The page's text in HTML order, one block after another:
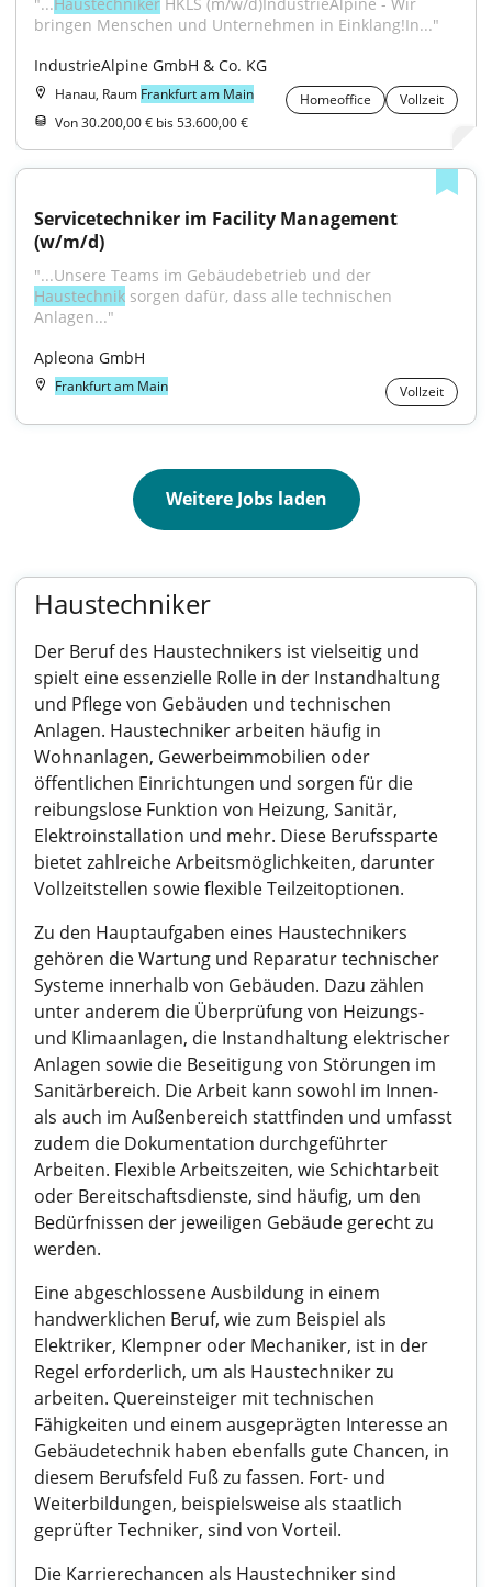
bringen Menschen und Unternehmen in Einklang!In..."
IndustrieAlpine GmbH & Co. KG
Hanau, Raum Frankfurt am Main Homeoffice
Vollzeit
Von 30.200,00 € bis 53.600,00 €
Servicetechniker im Facility Management
(w/m/d)
Haustechnik sorgen dafür, dass alle technischen
Anlagen..."
Apleona GmbH
Frankfurt am Main Vollzeit
Weitere Jobs laden
Haustechniker
Der Beruf des Haustechnikers ist vielseitig und
spielt eine essenzielle Rolle in der Instandhaltung
und Pflege von Gebäuden und technischen
Anlagen. Haustechniker arbeiten häufig in
Wohnanlagen, Gewerbeimmobilien oder
öffentlichen Einrichtungen und sorgen für die
reibungslose Funktion von Heizung, Sanitär,
Elektroinstallation und mehr. Diese Berufssparte
bietet zahlreiche Arbeitsmöglichkeiten, darunter
Vollzeitstellen sowie flexible Teilzeitoptionen.
Zu den Hauptaufgaben eines Haustechnikers
gehören die Wartung und Reparatur technischer
Systeme innerhalb von Gebäuden. Dazu zählen
unter anderem die Überprüfung von Heizungs-
und Klimaanlagen, die Instandhaltung elektrischer
Anlagen sowie die Beseitigung von Störungen im
Sanitärbereich. Die Arbeit kann sowohl im Innen-
als auch im Außenbereich stattfinden und umfasst
zudem die Dokumentation durchgeführter
Arbeiten. Flexible Arbeitszeiten, wie Schichtarbeit
oder Bereitschaftsdienste, sind häufig, um den
Bedürfnissen der jeweiligen Gebäude gerecht zu
werden.
Eine abgeschlossene Ausbildung in einem
handwerklichen Beruf, wie zum Beispiel als
Elektriker, Klempner oder Mechaniker, ist in der
Regel erforderlich, um als Haustechniker zu
arbeiten. Quereinsteiger mit technischen
Fähigkeiten und einem ausgeprägten Interesse an
Gebäudetechnik haben ebenfalls gute Chancen, in
diesem Berufsfeld Fuß zu fassen. Fort- und
Weiterbildungen, beispielsweise als staatlich
geprüfter Techniker, sind von Vorteil.
Die Karrierechancen als Haustechniker sind